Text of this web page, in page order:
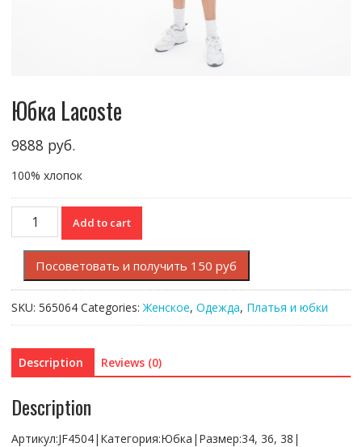
Юбка Lacoste
9888 руб.
100% хлопок
Юбка
Lacoste
quantity
Add to cart
Посоветовать и получить 150 руб
SKU: 565064 Categories:Женское, Одежда, Платья и юбки
Description Reviews (0)
Description
Артикул:JF4504|Категория:Юбка|Размер:34, 36, 38|